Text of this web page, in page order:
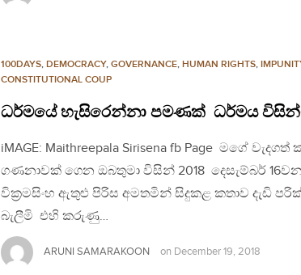
100DAYS, DEMOCRACY, GOVERNANCE, HUMAN RIGHTS,
CONSTITUTIONAL COUP
ධර්මයේ හැසිරෙන්නා පමණක් ධර්මය
iMAGE: Maithreepala Sirisena fb Page මගේ
ගණනාවක් ගෙන ඔබතුමා විසින් 2018 දෙසැම්බර්
වික්‍රමසිංහ ඇතුළු පිරිස අමතමින් සිදුකළ කතාව දැඩි
බැලීමි එහි කරුණු…
ARUNI SAMARAKOON on December 19, 2018